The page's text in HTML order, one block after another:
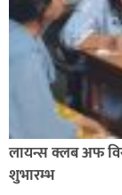
लायन्स क्लब अफ
शुभारम्भ